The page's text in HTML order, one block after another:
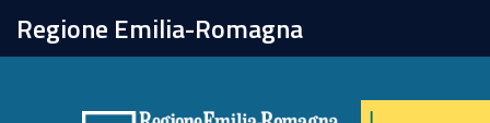
Regione Emilia-Romagna
chiudi